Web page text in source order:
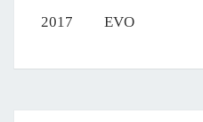
2017
EVO